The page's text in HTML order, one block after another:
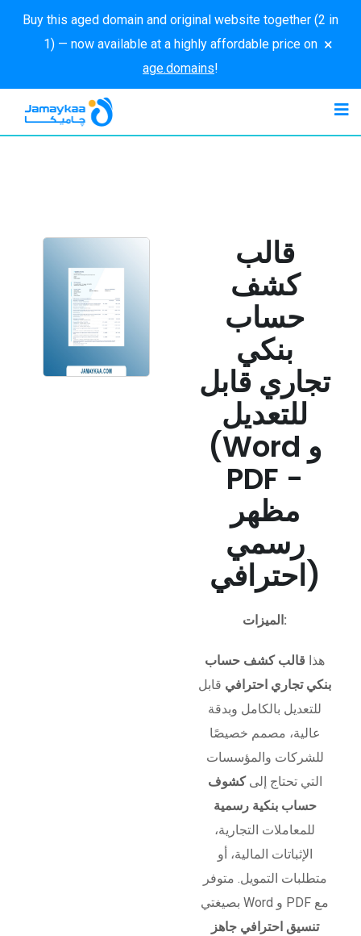
Buy this aged domain and original website together (2 in
1) — now available at a highly affordable price on
age.domains!
×
قالب
كشف
حساب
بنكي
تجاري قابل
للتعديل
(Word و
PDF -
مظهر
رسمي
احترافي)
الميزات:
هذا قالب كشف حساب
بنكي تجاري احترافي قابل
للتعديل بالكامل وبدقة
عالية، مصمم خصيصًا
للشركات والمؤسسات
التي تحتاج إلىكشوف
حساب بنكية رسمية
للمعاملات التجارية،
الإثباتات المالية، أو
متطلبات التمويل. متوفر
بصيغتي Word و PDF مع
تنسيق احترافي جاهز